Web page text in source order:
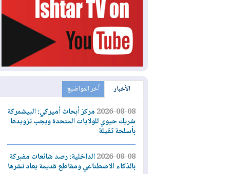
الأخبار آخر المواضيع
2026-08-08مركز أبحاث أميركي: البيشمركة
شريك حيوي للولايات المتحدة ويجب تزويدها
بأسلحة ثقيلة
2026-08-08الداخلية: رصد شائعات مفبركة
بالذكاء الاصطناعي ومقاطع قديمة يعاد نشرها